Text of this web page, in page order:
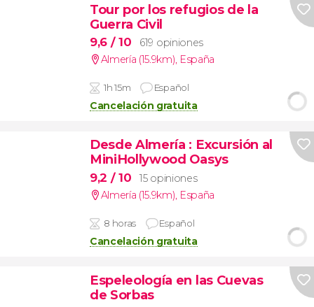
Tour por los refugios de la
Guerra Civil
9,6 / 10
619 opiniones
Almería (15.9km), España
1h 15m Español
Cancelación gratuita
Desde Almería : Excursión al
MiniHollywood Oasys
9,2 / 10
15 opiniones
Almería (15.9km), España
8 horas Español
Cancelación gratuita
Espeleología en las Cuevas
de Sorbas